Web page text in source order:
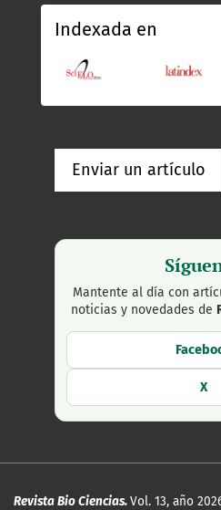
Indexada en
Enviar un artículo
Mantente al día con
noticias y novedades de
X
Revista Bio Ciencias.Vol. 13, año